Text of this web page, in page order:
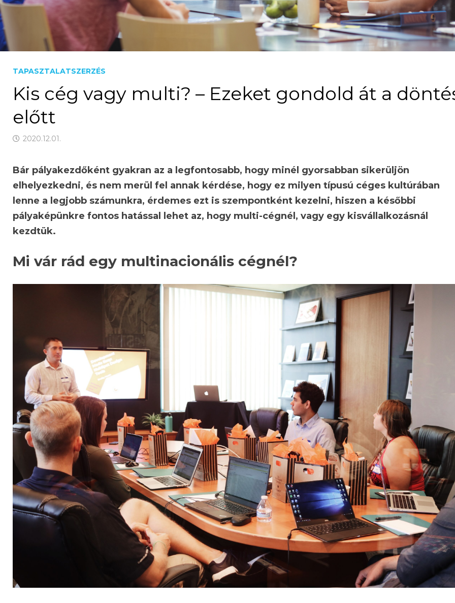
TAPASZTALATSZERZÉS
Kis cég vagy multi? – Ezeket gondold át a
előtt
2020.12.01.
Bár pályakezdőként gyakran az a legfontosabb, hogy minél gyorsabban sikerüljön
elhelyezkedni, és nem merül fel annak kérdése, hogy ez milyen típusú céges kultúrában
lenne a legjobb számunkra, érdemes ezt is szempontként kezelni, hiszen a későbbi
pályaképünkre fontos hatással lehet az, hogy multi-cégnél, vagy egy kisvállalkozásnál
kezdtük.
Mi vár rád egy multinacionális cégnél?